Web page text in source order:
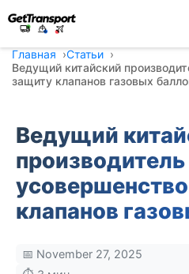
Главная
Статьи
Ведущий китайский
защиту клапанов газовых
Ведущий
производитель
клапанов
📅 November 27, 2025